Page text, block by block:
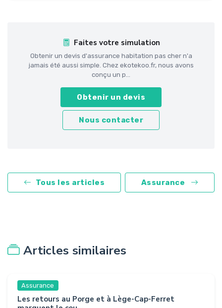
Faites votre simulation
Obtenir un devis d'assurance habitation pas cher n'a
jamais été aussi simple. Chez ekotekoo.fr, nous avons
conçu un p...
Obtenir un devis
Nous contacter
Tous les articles Assurance
Articles similaires
Assurance
Les retours au Porge et à Lège-Cap-Ferret